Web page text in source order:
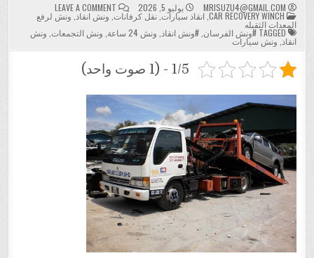
MRISUZU4@GMAIL.COM يوليو 5, 2026 LEAVE A COMMENT
ON
ونش
الفرسان
في
التجمعات
24
POSTED
IN
CAR RECOVERY WINCH
,انقاذ سيارات,نقل كرفانات ونش انقاذ ونش لرفع
المعدات الثقيله
#ونش الفرسان ,#ونش انقاذ ونش 24 ساعة ونش التجمعات ونش
انقاذ ونش سيارات
1/5 - (1 صوت واحد)